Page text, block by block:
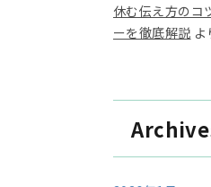
休む伝え方のコ
ーを徹底解説 よ